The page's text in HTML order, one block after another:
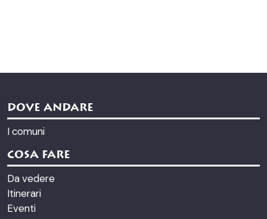
DOVE ANDARE
I comuni
COSA FARE
Da vedere
Itinerari
Eventi